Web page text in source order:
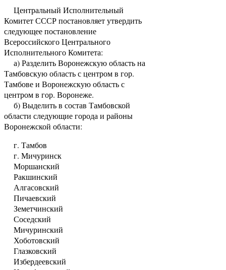
Центральный Исполнительный
Комитет СССР постановляет утвердить
следующее постановление
Всероссийского Центрального
Исполнительного Комитета:
а) Разделить Воронежскую область на
Тамбовскую область с центром в гор.
Тамбове и Воронежскую область с
центром в гор. Воронеже.
б) Выделить в состав Тамбовской
области следующие города и районы
Воронежской области:
г. Тамбов
г. Мичуринск
Моршанский
Ракшинский
Алгасовский
Пичаевский
Земетчинский
Соседский
Мичуринский
Хоботовский
Глазковский
Избердеевский